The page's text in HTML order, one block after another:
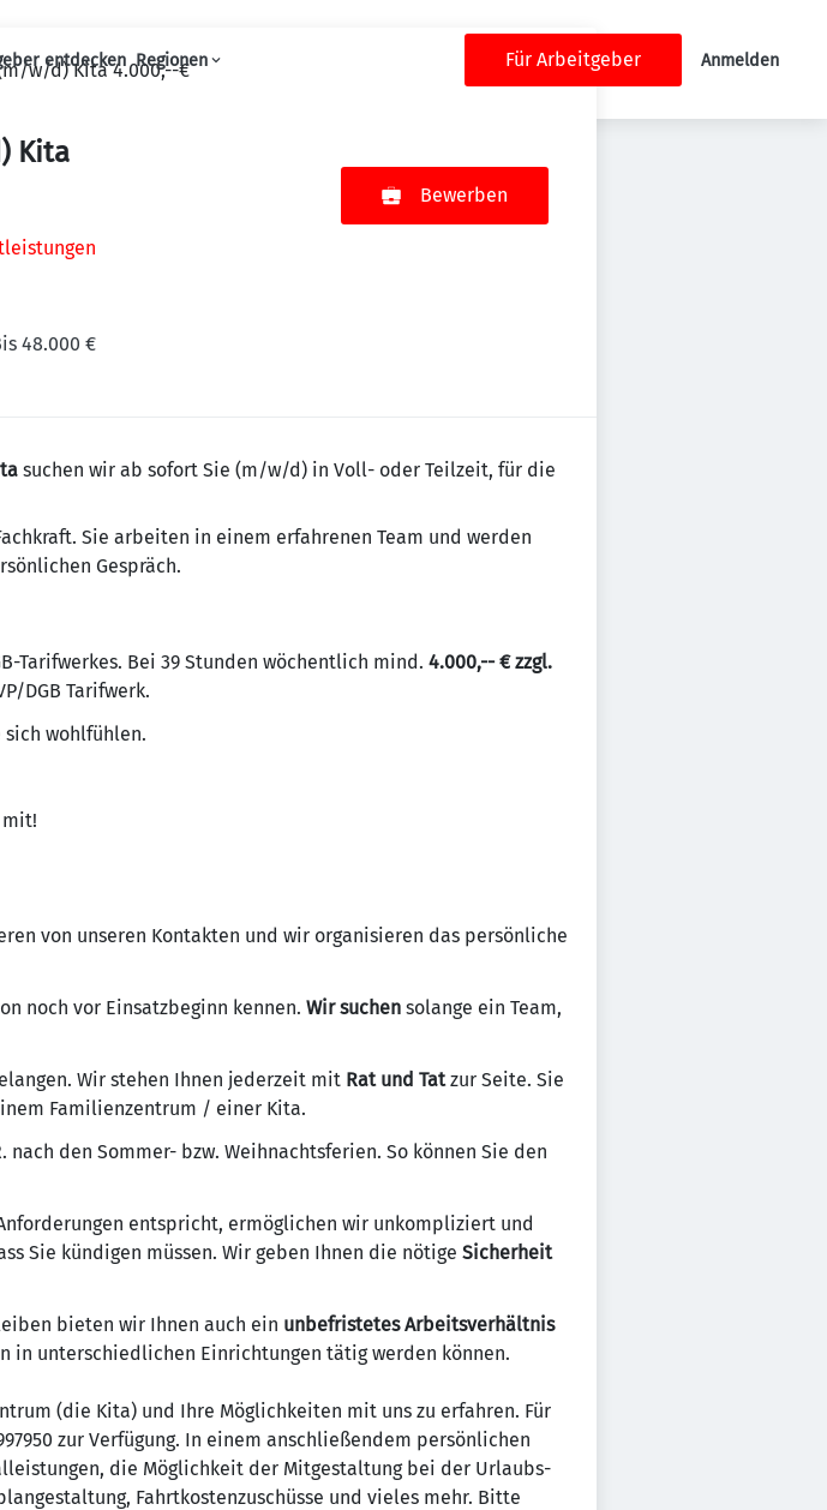
Navigation
entdecken Regionen Für Arbeitgeber Anmelden
w/d) Kita 4.000,--€
Kita
48.000 €
Bewerben
suchen wir ab sofort Sie (m/w/d) in Voll- oder Teilzeit, für die
Sie arbeiten in einem erfahrenen Team und werden
Gespräch.
Tarifwerkes. Bei 39 Stunden wöchentlich mind. 4.000,-- € zzgl.
DGB Tarifwerk.
sich wohlfühlen.
mit!
von unseren Kontakten und wir organisieren das persönliche
noch vor Einsatzbeginn kennen. Wir suchen solange ein Team,
Wir stehen Ihnen jederzeit mit Rat und Tatzur Seite. Sie
Familienzentrum / einer Kita.
nach den Sommer- bzw. Weihnachtsferien. So können Sie den
entspricht, ermöglichen wir unkompliziert und
Sie kündigen müssen. Wir geben Ihnen die nötige Sicherheit
bieten wir Ihnen auch ein unbefristetes Arbeitsverhältnis
in unterschiedlichen Einrichtungen tätig werden können.
(die Kita) und Ihre Möglichkeiten mit uns zu erfahren. Für
zur Verfügung. In einem anschließendem persönlichen
die Möglichkeit der Mitgestaltung bei der Urlaubs-
Fahrtkostenzuschüsse und vieles mehr. Bitte